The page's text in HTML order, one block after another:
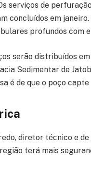
serviços de
concluídos em
profundos com
serão distribuídos
Sedimentar de
é de que o poço
diretor técnico e
terá mais